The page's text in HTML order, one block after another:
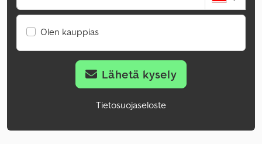
Olen kauppias
Lähetä kysely
Tietosuojaseloste